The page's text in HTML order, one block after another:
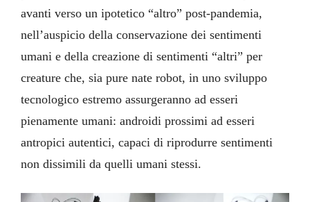
2025 CET OBSCUR OBJET DU DESIR BY MASSIMO MASELLI
avanti verso un ipotetico “altro” post-pandemia,
nell’auspicio della conservazione dei sentimenti
umani e della creazione di sentimenti “altri” per
creature che, sia pure nate robot, in uno sviluppo
tecnologico estremo assurgeranno ad esseri
pienamente umani: androidi prossimi ad esseri
antropici autentici, capaci di riprodurre sentimenti
non dissimili da quelli umani stessi.